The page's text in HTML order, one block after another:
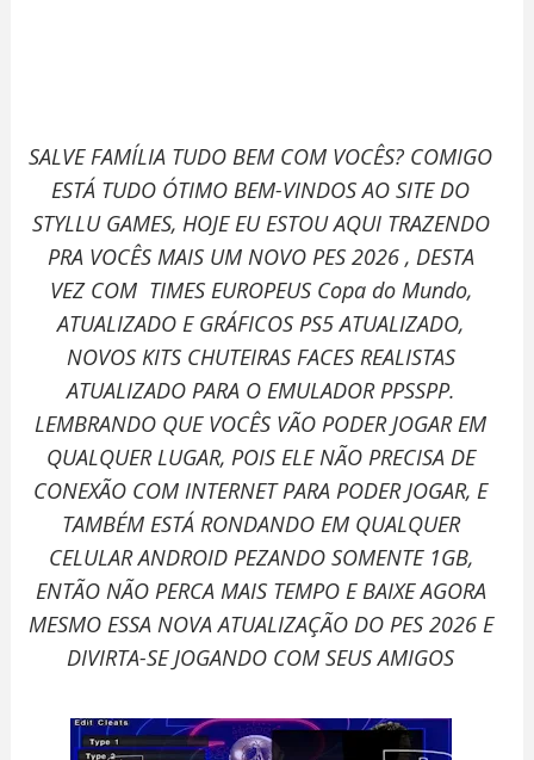
SALVE FAMÍLIA TUDO BEM COM VOCÊS? COMIGO
ESTÁ TUDO ÓTIMO BEM-VINDOS AO SITE DO
STYLLU GAMES, HOJE EU ESTOU AQUI TRAZENDO
PRA VOCÊS MAIS UM NOVO PES 2026 , DESTA
VEZ COM TIMES EUROPEUS Copa do Mundo,
ATUALIZADO E GRÁFICOS PS5 ATUALIZADO,
NOVOS KITS CHUTEIRAS FACES REALISTAS
ATUALIZADO PARA O EMULADOR PPSSPP.
LEMBRANDO QUE VOCÊS VÃO PODER JOGAR EM
QUALQUER LUGAR, POIS ELE NÃO PRECISA DE
CONEXÃO COM INTERNET PARA PODER JOGAR, E
TAMBÉM ESTÁ RONDANDO EM QUALQUER
CELULAR ANDROID PEZANDO SOMENTE 1GB,
ENTÃO NÃO PERCA MAIS TEMPO E BAIXE AGORA
MESMO ESSA NOVA ATUALIZAÇÃO DO PES 2026 E
DIVIRTA-SE JOGANDO COM SEUS AMIGOS